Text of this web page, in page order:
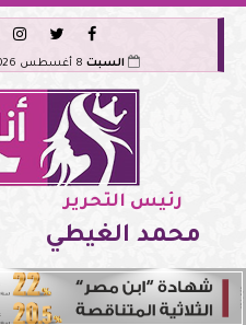



السبت
رئيس التحرير
محمد الغيطي